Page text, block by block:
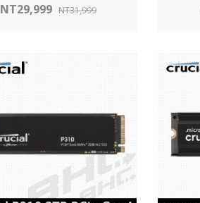
NT29,999 NT31,999